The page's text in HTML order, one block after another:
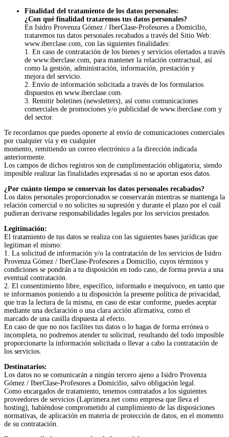
Finalidad del tratamiento de los datos personales:
¿Con qué finalidad trataremos tus datos personales?
En Isidro Provenza Gómez / IberClase-Profesores a Domicilio,
trataremos tus datos personales recabados a través del Sitio Web:
www.iberclase.com, con las siguientes finalidades:
1. En caso de contratación de los bienes y servicios ofertados a través
de www.iberclase.com, para mantener la relación contractual, así
como la gestión, administración, información, prestación y
mejora del servicio.
2. Envío de información solicitada a través de los formularios
dispuestos en www.iberclase.com.
3. Remitir boletines (newsletters), así como comunicaciones
comerciales de promociones y/o publicidad de www.iberclase.com y
del sector.
Te recordamos que puedes oponerte al envío de comunicaciones comerciales
por cualquier vía y en cualquier
momento, remitiendo un correo electrónico a la dirección indicada
anteriormente.
Los campos de dichos registros son de cumplimentación obligatoria, siendo
imposible realizar las finalidades expresadas si no se aportan esos datos.
¿Por cuánto tiempo se conservan los datos personales recabados?
Los datos personales proporcionados se conservarán mientras se mantenga la
relación comercial o no solicites su supresión y durante el plazo por el cuál
pudieran derivarse responsabilidades legales por los servicios prestados.
Legitimación:
El tratamiento de tus datos se realiza con las siguientes bases jurídicas que
legitiman el mismo:
1. La solicitud de información y/o la contratación de los servicios de Isidro
Provenza Gómez / IberClase-Profesores a Domicilio, cuyos términos y
condiciones se pondrán a tu disposición en todo caso, de forma previa a una
eventual contratación.
2. El consentimiento libre, específico, informado e inequívoco, en tanto que
te informamos poniendo a tu disposición la presente política de privacidad,
que tras la lectura de la misma, en caso de estar conforme, puedes aceptar
mediante una declaración o una clara acción afirmativa, como el
marcado de una casilla dispuesta al efecto.
En caso de que no nos facilites tus datos o lo hagas de forma errónea o
incompleta, no podremos atender tu solicitud, resultando del todo imposible
proporcionarte la información solicitada o llevar a cabo la contratación de
los servicios.
Destinatarios:
Los datos no se comunicarán a ningún tercero ajeno a Isidro Provenza
Gómez / IberClase-Profesores a Domicilio, salvo obligación legal.
Como encargados de tratamiento, tenemos contratados a los siguientes
proveedores de servicios (Laprimera.net como empresa que lleva el
hosting), habiéndose comprometido al cumplimiento de las disposiciones
normativas, de aplicación en materia de protección de datos, en el momento
de su contratación.